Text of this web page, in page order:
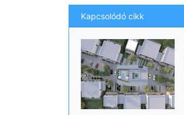
Kapcsolódó cikk